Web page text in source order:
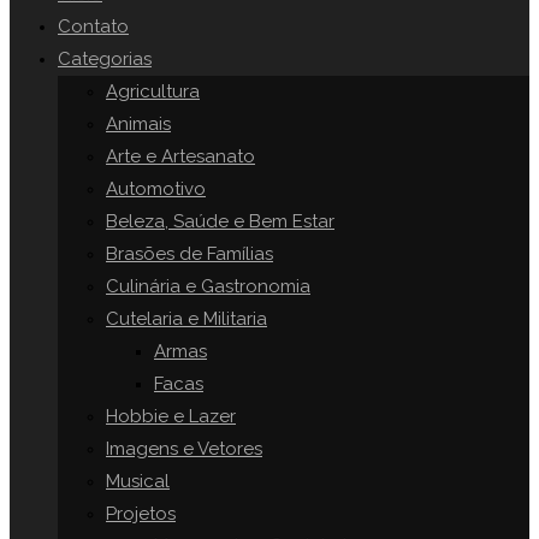
Contato
Categorias
Agricultura
Animais
Arte e Artesanato
Automotivo
Beleza, Saúde e Bem Estar
Brasões de Famílias
Culinária e Gastronomia
Cutelaria e Militaria
Armas
Facas
Hobbie e Lazer
Imagens e Vetores
Musical
Projetos